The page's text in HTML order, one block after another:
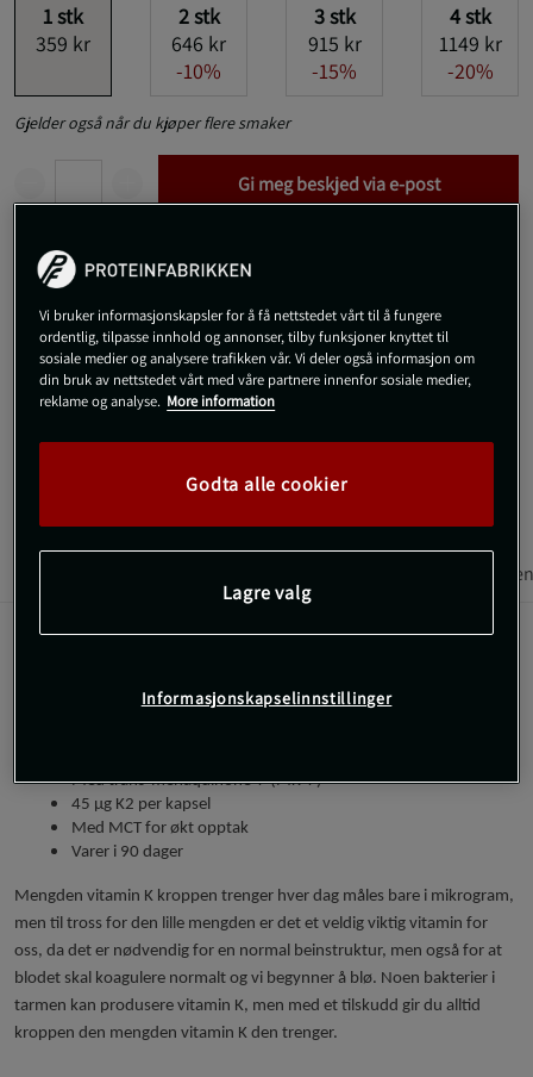
1stk
359 kr
2stk
646 kr
-10%
3stk
915 kr
-15%
4stk
1149 kr
-20%
Gjelder også når du kjøper flere smaker
Gi meg beskjed via e-post
!
Dette produktet er dessverre ikke i lager. Få beskjed når det
kommer på lager igen.
SKU #9988-12006 | EAN 8719327044797
Vitamin K2 (MK-7) er et kosttilskudd fra Life Extension med 45 μg
forbedret absorpsjon.
Næringsinformasjon &
form av transmenakinon-7, som har svært høy biologisk
Med trans-menaquinone-7 (MK-7)
45 μg K2 per kapsel
Med MCT for økt opptak
Varer i 90 dager
Mengden vitamin K kroppen trenger hver dag måles bare i mikrogram,
men til tross for den lille mengden er det et veldig viktig vitamin for
oss, da det er nødvendig for en normal beinstruktur, men også for at
blodet skal koagulere normalt og vi begynner å blø. Noen bakterier i
tarmen kan produsere vitamin K, men med et tilskudd gir du alltid
kroppen den mengden vitamin K den trenger.
Vi bruker informasjonskapsler for å få nettstedet vårt til å fungere
ordentlig, tilpasse innhold og annonser, tilby funksjoner knyttet til
sosiale medier og analysere trafikken vår. Vi deler også informasjon om
din bruk av nettstedet vårt med våre partnere innenfor sosiale medier,
reklame og analyse. More information
Godta alle cookier
Lagre valg
Informasjonskapselinnstillinger